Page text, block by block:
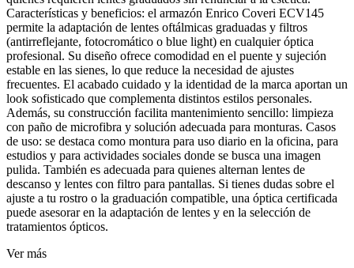
Características y beneficios: el armazón Enrico Coveri ECV145
permite la adaptación de lentes oftálmicas graduadas y filtros
(antirreflejante, fotocromático o blue light) en cualquier óptica
profesional. Su diseño ofrece comodidad en el puente y sujeción
estable en las sienes, lo que reduce la necesidad de ajustes
frecuentes. El acabado cuidado y la identidad de la marca aportan un
look sofisticado que complementa distintos estilos personales.
Además, su construcción facilita mantenimiento sencillo: limpieza
con paño de microfibra y solución adecuada para monturas. Casos
de uso: se destaca como montura para uso diario en la oficina, para
estudios y para actividades sociales donde se busca una imagen
pulida. También es adecuada para quienes alternan lentes de
descanso y lentes con filtro para pantallas. Si tienes dudas sobre el
ajuste a tu rostro o la graduación compatible, una óptica certificada
puede asesorar en la adaptación de lentes y en la selección de
tratamientos ópticos.
Ver más